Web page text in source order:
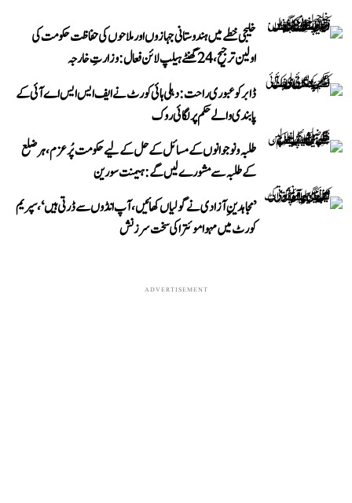
خلیجی خطے میں ہندوستانی جہازوں اور ملاحوں کی حفاظت حکومت کی
اولین ترجیح، 24 گھنٹے ہیلپ لائن فعال: وزارتِ خارجہ
ڈابر کو عبوری راحت: دہلی ہائی کورٹ نے ایف ایس ایس اے آئی کے
پابندی والے حکم پر لگائی روک
طلبہ و نوجوانوں کے مسائل کے حل کے لیے حکومت پُرعزم، ہر ضلع
کے طلبہ سے مشورے لیں گے: ہیمنت سورین
’مجاہدینِ آزادی نے گولیاں کھائیں، آپ انڈوں سے ڈرتی ہیں‘، سپریم
کورٹ میں مہوا موئترا کی سخت سرزنش
ADVERTISEMENT